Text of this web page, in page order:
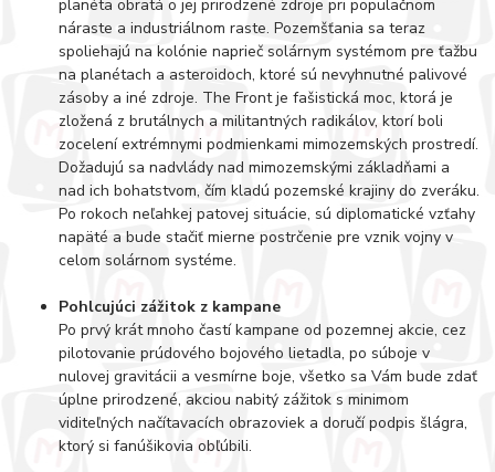
planéta obratá o jej prirodzené zdroje pri populačnom
náraste a industriálnom raste. Pozemšťania sa teraz
spoliehajú na kolónie naprieč solárnym systémom pre ťažbu
na planétach a asteroidoch, ktoré sú nevyhnutné palivové
zásoby a iné zdroje. The Front je fašistická moc, ktorá je
zložená z brutálnych a militantných radikálov, ktorí boli
zocelení extrémnymi podmienkami mimozemských prostredí.
Dožadujú sa nadvlády nad mimozemskými základňami a
nad ich bohatstvom, čím kladú pozemské krajiny do zveráku.
Po rokoch neľahkej patovej situácie, sú diplomatické vzťahy
napäté a bude stačiť mierne postrčenie pre vznik vojny v
celom solárnom systéme.
Pohlcujúci zážitok z kampane
Po prvý krát mnoho častí kampane od pozemnej akcie, cez
pilotovanie prúdového bojového lietadla, po súboje v
nulovej gravitácii a vesmírne boje, všetko sa Vám bude zdať
úplne prirodzené, akciou nabitý zážitok s minimom
viditeľných načítavacích obrazoviek a doručí podpis šlágra,
ktorý si fanúšikovia obľúbili.